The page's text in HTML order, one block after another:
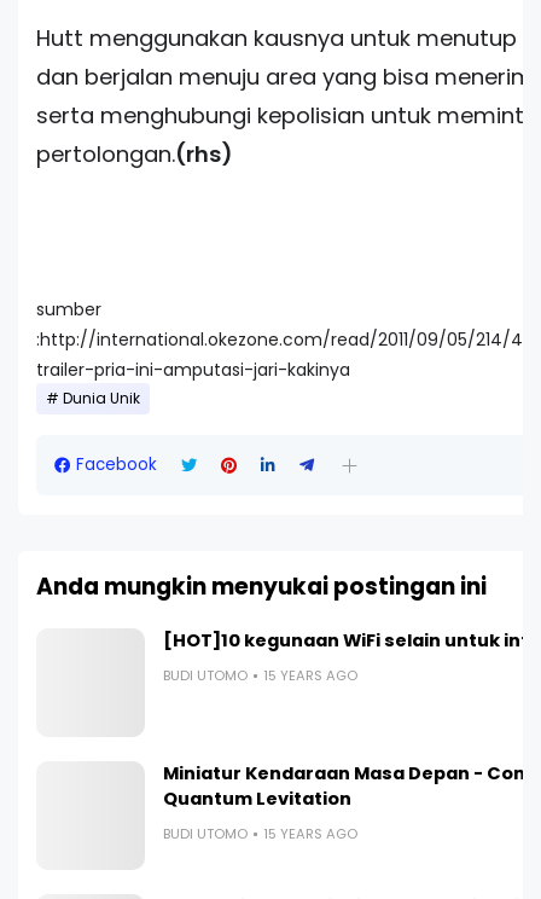
Hutt menggunakan kausnya untuk menutup
dan berjalan menuju area yang bisa
serta menghubungi kepolisian untuk meminta
pertolongan.(rhs)
sumber
:http://international.okezone.com/read/2011/09/05/214/
trailer-pria-ini-amputasi-jari-kakinya
Dunia Unik
Facebook
Anda mungkin menyukai postingan ini
[HOT]10 kegunaan WiFi selain untuk
BUDI UTOMO 15 YEARS AGO
Miniatur Kendaraan Masa Depan -
Quantum Levitation
BUDI UTOMO 15 YEARS AGO